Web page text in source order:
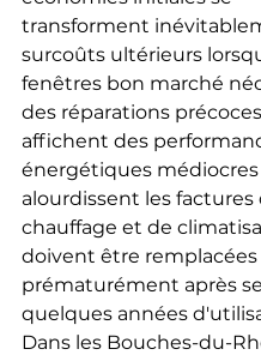
transforment
surcoûts ultérieurs
fenêtres bon marché
des réparations
affichent des
énergétiques
alourdissent les factures
chauffage et de
doivent être remplacées
prématurément après
quelques années
Dans les Bouches-du-